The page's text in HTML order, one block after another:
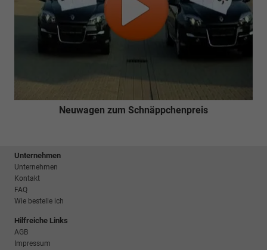
Neuwagen zum Schnäppchenpreis
Unternehmen
Unternehmen
Kontakt
FAQ
Wie bestelle ich
Hilfreiche Links
AGB
Impressum